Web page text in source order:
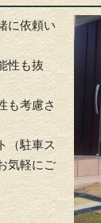
に依頼い
性も抜
も考慮さ
（駐車ス
気軽にご